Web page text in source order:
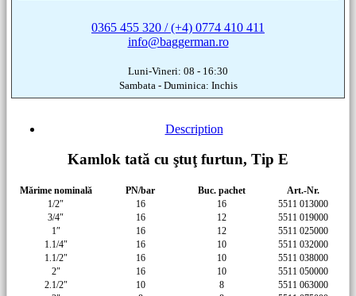
0365 455 320 / (+4) 0774 410 411
info@baggerman.ro
Luni-Vineri: 08 - 16:30
Sambata - Duminica: Inchis
Description
Kamlok tată cu ştuţ furtun, Tip E
Mărime nominală PN/bar Buc. pachet
Art.-Nr.
1/2″
16 16
5511 013000
3/4″
16 12
5511 019000
1″
16 12
5511 025000
1.1/4″
16 10
5511 032000
1.1/2″
16 10
5511 038000
2″
16 10
5511 050000
2.1/2″
10 8
5511 063000